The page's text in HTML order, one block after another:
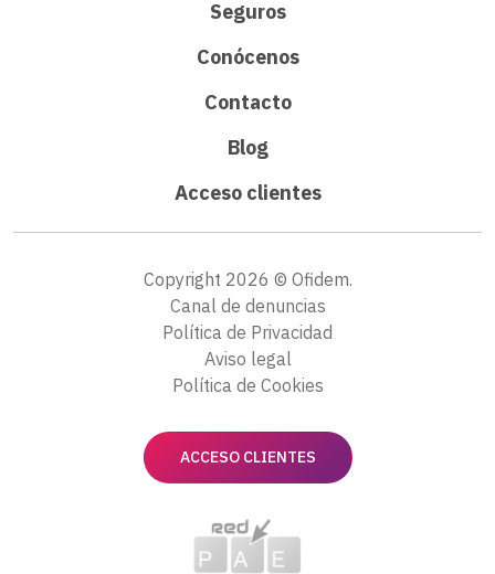
Seguros
Conócenos
Contacto
Blog
Acceso clientes
Copyright 2026 © Ofidem.
Canal de denuncias
Política de Privacidad
Aviso legal
Política de Cookies
ACCESO CLIENTES